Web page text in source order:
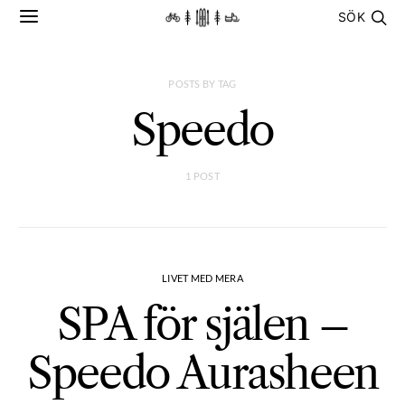
SÖK
POSTS BY TAG
Speedo
1 POST
LIVET MED MERA
SPA för själen –
Speedo Aurasheen